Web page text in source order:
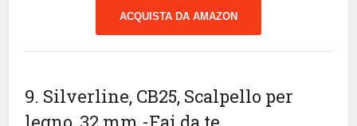
ACQUISTA DA AMAZON
9. Silverline, CB25, Scalpello per